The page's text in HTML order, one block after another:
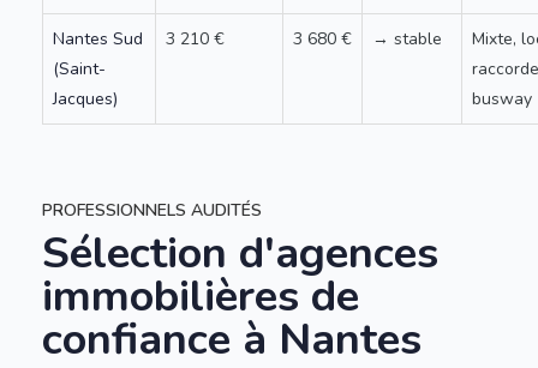
Nantes Sud
(Saint-
Jacques)
3 210 € 3 680 € → stable
Mixte,
busway
PROFESSIONNELS AUDITÉS
Sélection d'agences
immobilières de
confiance à Nantes